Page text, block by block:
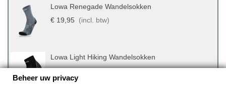
Lowa Renegade Wandelsokken
€ 19,95
(incl. btw)
Lowa Light Hiking Wandelsokken
€ 16,95 (incl. btw)
Beheer uw privacy